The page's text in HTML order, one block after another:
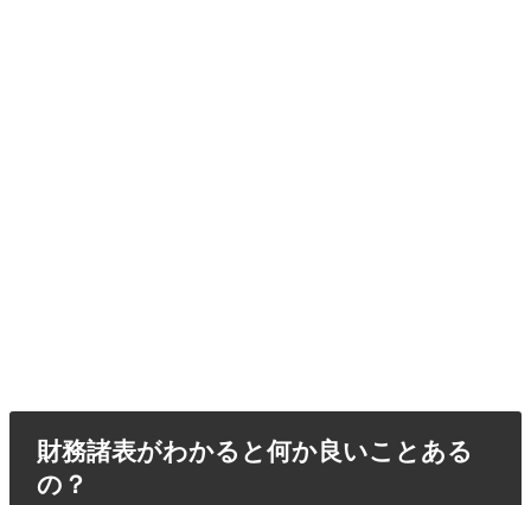
財務諸表がわかると何か良いことある
の？